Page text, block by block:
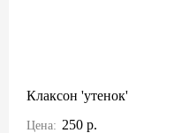
Клаксон 'утенок'
Цена: 250 р.